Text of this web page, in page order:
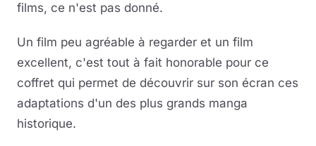
films, ce n'est pas donné.
Un film peu agréable à regarder et un film
excellent, c'est tout à fait honorable pour ce
coffret qui permet de découvrir sur son écran ces
adaptations d'un des plus grands manga
historique.